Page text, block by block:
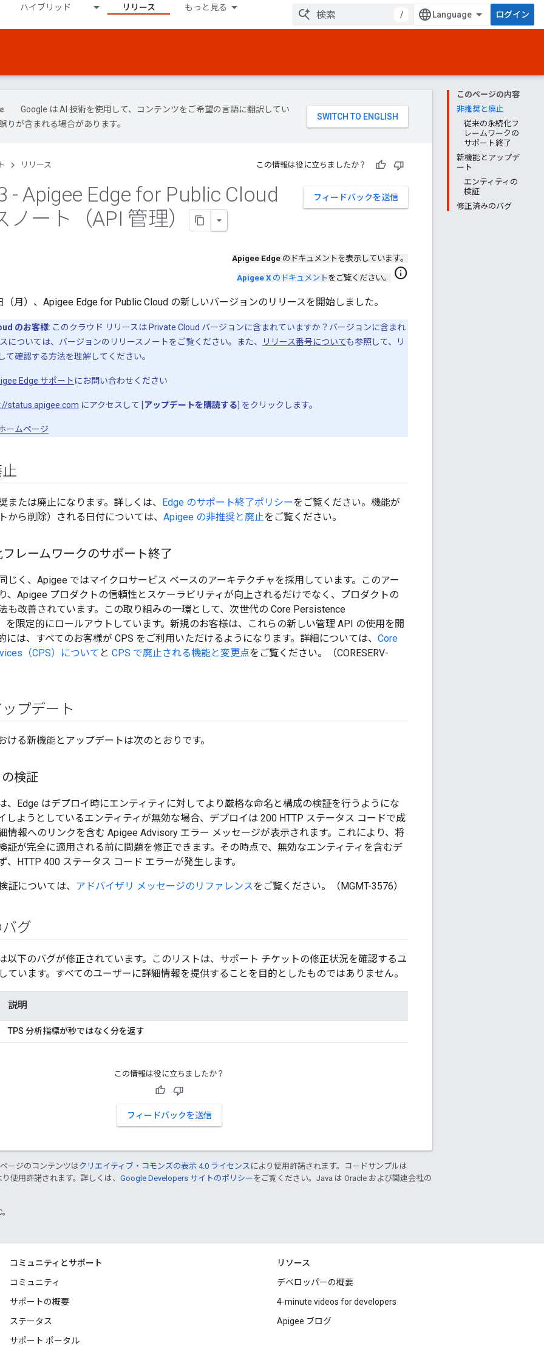
ハイブリッド リリース もっと見る
/ ログイン
このページの内容
非推奨と廃止
従来の永続化フ
レームワークの
サポート終了
新機能とアップデ
ート
エンティティの
検証
修正済みのバグ
Google は AI 技術を使用して、コンテンツをご希望の言語に翻訳してい
りが含まれる場合があります。
リリース この情報は役に立ちましたか？
フィードバックを送信
- Apigee Edge for Public Cloud
ノート（API 管理）
Apigee Edge のドキュメントを表示しています。
Apigee X のドキュメントをご覧ください。 info
（月）、Apigee Edge for Public Cloud の新しいバージョンのリリースを開始しました。
のお客様: このクラウド リリースは Private Cloud バージョンに含まれていますか？バージョンに含まれ
については、バージョンのリリースノートをご覧ください。また、
リリース番号についても参照して、リ
て確認する方法を理解してください。
Edge サポート にお問い合わせください
status.apigee.com にアクセスして [アップデートを購読する ] をクリックします。
ームページ
または廃止になります。詳しくは、 Edge のサポート終了ポリシーをご覧ください。機能が
から削除）される日付については、 Apigee の非推奨と廃止をご覧ください。
レームワークのサポート終了
じく、Apigee ではマイクロサービス ベースのアーキテクチャを採用しています。このアー
、Apigee プロダクトの信頼性とスケーラビリティが向上されるだけでなく、プロダクトの
も改善されています。この取り組みの一環として、次世代の Core Persistence
を限定的にロールアウトしています。新規のお客様は、これらの新しい管理 API の使用を開
には、すべてのお客様が CPS をご利用いただけるようになります。詳細については、 Core
（CPS）について と CPS で廃止される機能と変更点をご覧ください。（CORESERV-
プデート
ける新機能とアップデートは次のとおりです。
検証
、Edge はデプロイ時にエンティティに対してより厳格な命名と構成の検証を行うようにな
しようとしているエンティティが無効な場合、デプロイは 200 HTTP ステータス コードで成
情報へのリンクを含む Apigee Advisory エラー メッセージが表示されます。これにより、将
証が完全に適用される前に問題を修正できます。その時点で、無効なエンティティを含むデ
、HTTP 400 ステータス コード エラーが発生します。
証については、 アドバイザリ メッセージのリファレンスをご覧ください。（MGMT-3576）
グ
以下のバグが修正されています。このリストは、サポート チケットの修正状況を確認するユ
ています。すべてのユーザーに詳細情報を提供することを目的としたものではありません。
説明
TPS 分析指標が秒ではなく分を返す
この情報は役に立ちましたか？
フィードバックを送信
ージのコンテンツはクリエイティブ・コモンズの表示 4.0 ライセンス により使用許諾されます。コードサンプルは
り使用許諾されます。詳しくは、 Google Developers サイトのポリシー をご覧ください。Java は Oracle および関連会社の
コミュニティとサポート
コミュニティ
サポートの概要
ステータス
サポート ポータル
リソース
デベロッパーの概要
4-minute videos for developers
Apigee ブログ